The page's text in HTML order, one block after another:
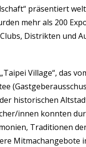
präsentiert
mehr als 200
Distrikten und
Village“, das
historischen
innen konnten
Traditionen
Mitmachangebote